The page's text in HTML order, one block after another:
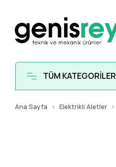
TÜM KATEGORİLER
Ana Sayfa Elektrikli Aletler